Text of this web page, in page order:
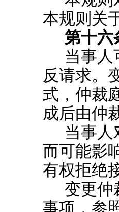
本规则关
第十六
当事人
反请求。
式，仲裁
成后由仲
当事人
而可能影
有权拒绝
变更仲
事项，参